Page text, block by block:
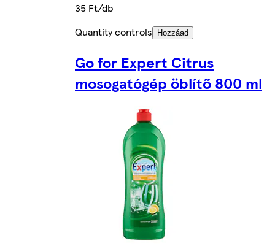
35 Ft/db
Quantity controls
Hozzáad
Go for Expert Citrus
mosogatógép öblítő 800 ml